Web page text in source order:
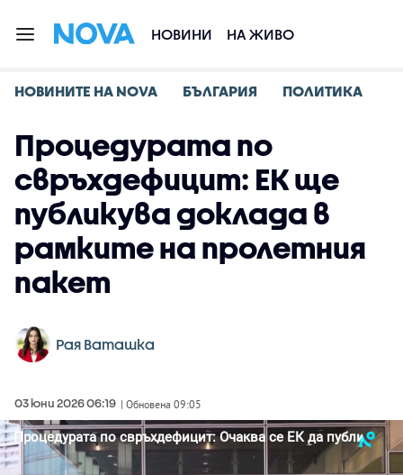
НОВИНИ НА ЖИВО
НОВИНИТЕ НА NOVA БЪЛГАРИЯ ПОЛИТИКА
Процедурата по
свръхдефицит: ЕК ще
публикува доклада в
рамките на пролетния
пакет
Рая Ваташка
03 юни 2026 06:19 | Обновена 09:05